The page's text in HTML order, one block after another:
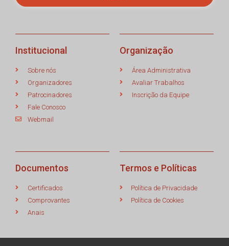
Institucional
Sobre nós
Organizadores
Patrocinadores
Fale Conosco
Webmail
Organização
Área Administrativa
Avaliar Trabalhos
Inscrição da Equipe
Documentos
Certificados
Comprovantes
Anais
Termos e Políticas
Política de Privacidade
Política de Cookies